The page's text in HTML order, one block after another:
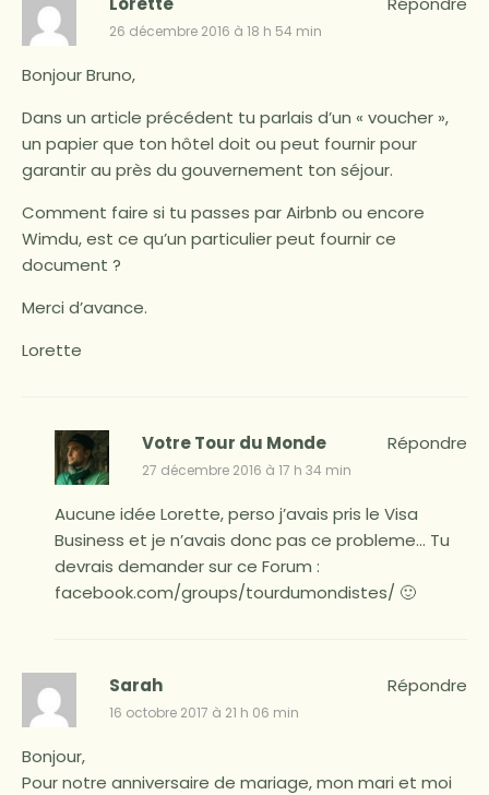
26 décembre 2016 à 18 h 54 min
Bonjour Bruno,
Dans un article précédent tu parlais d’un « voucher »,
un papier que ton hôtel doit ou peut fournir pour
garantir au près du gouvernement ton séjour.
Comment faire si tu passes par Airbnb ou encore
Wimdu, est ce qu’un particulier peut fournir ce
document ?
Merci d’avance.
Lorette
Votre Tour du Monde
27 décembre 2016 à 17 h 34 min
Aucune idée Lorette, perso j’avais pris le Visa
Business et je n’avais donc pas ce probleme… Tu
devrais demander sur ce Forum :
facebook.com/groups/tourdumondistes/ 🙂
Répondre
Sarah
16 octobre 2017 à 21 h 06 min
Bonjour,
Pour notre anniversaire de mariage, mon mari et moi
Répondre